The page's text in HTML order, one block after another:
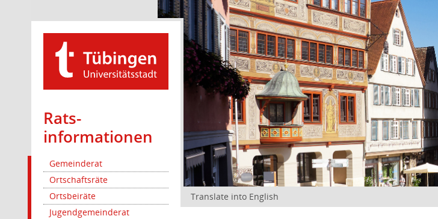
Rats­
informationen
Gemeinderat
Ortschaftsräte
Ortsbeiräte
Jugendgemeinderat
Translate into English